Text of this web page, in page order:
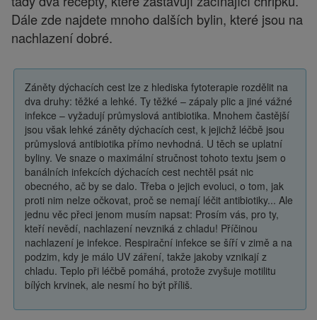
Dále zde najdete mnoho dalších bylin, které jsou na
nachlazení dobré.
Záněty dýchacích cest lze z hlediska fytoterapie rozdělit na
dva druhy: těžké a lehké. Ty těžké – zápaly plic a jiné vážné
infekce – vyžadují průmyslová antibiotika. Mnohem častější
jsou však lehké záněty dýchacích cest, k jejichž léčbě jsou
průmyslová antibiotika přímo nevhodná. U těch se uplatní
byliny. Ve snaze o maximální stručnost tohoto textu jsem o
banálních infekcích dýchacích cest nechtěl psát nic
obecného, ač by se dalo. Třeba o jejich evoluci, o tom, jak
proti nim nelze očkovat, proč se nemají léčit antibiotiky... Ale
jednu věc přeci jenom musím napsat: Prosím vás, pro ty,
kteří nevědí, nachlazení nevzniká z chladu! Příčinou
nachlazení je infekce. Respirační infekce se šíří v zimě a na
podzim, kdy je málo UV záření, takže jakoby vznikají z
chladu. Teplo při léčbě pomáhá, protože zvyšuje motilitu
bílých krvinek, ale nesmí ho být příliš.